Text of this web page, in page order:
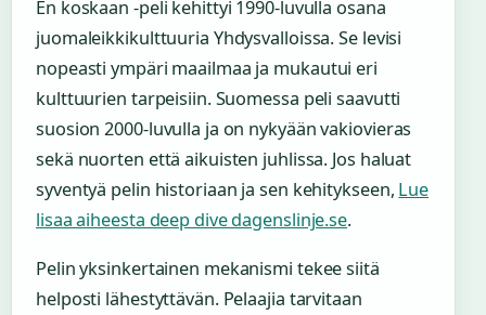
En koskaan -peli kehittyi 1990-luvulla osana
juomaleikkikulttuuria Yhdysvalloissa. Se levisi
nopeasti ympäri maailmaa ja mukautui eri
kulttuurien tarpeisiin. Suomessa peli saavutti
suosion 2000-luvulla ja on nykyään vakiovieras
sekä nuorten että aikuisten juhlissa. Jos haluat
syventyä pelin historiaan ja sen kehitykseen, Lue
lisaa aiheesta deep dive dagenslinje.se.
Pelin yksinkertainen mekanismi tekee siitä
helposti lähestyttävän. Pelaajia tarvitaan